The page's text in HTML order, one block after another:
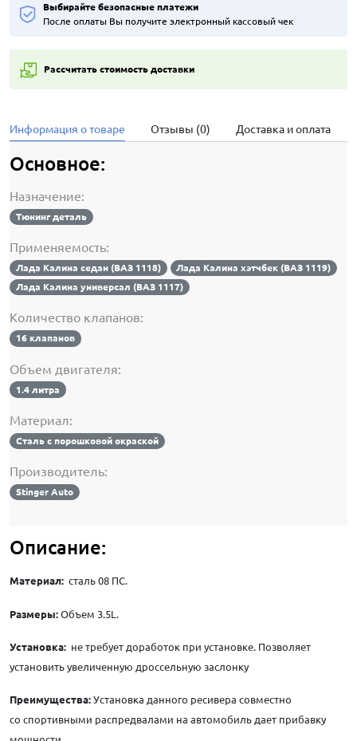
Выбирайте безопасные платежи
После оплаты Вы получите электронный кассовый чек
Рассчитать стоимость доставки
Информация о товаре Отзывы (0) Доставка и оплата
Основное:
Назначение:
Тюнинг деталь
Применяемость:
Лада Калина седан (ВАЗ 1118)
Лада Калина хэтчбек (ВАЗ 1119)
Лада Калина универсал (ВАЗ 1117)
Количество клапанов:
16 клапанов
Объем двигателя:
1.4 литра
Материал:
Сталь с порошковой окраской
Производитель:
Stinger Auto
Описание:
Материал: сталь 08 ПС.
Размеры: Объем 3.5L.
Установка: не требует доработок при установке. Позволяет
установить увеличенную дроссельную заслонку
Преимущества: Установка данного ресивера совместно
со спортивными распредвалами на автомобиль дает прибавку